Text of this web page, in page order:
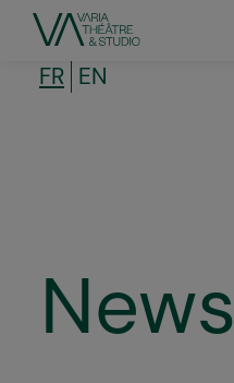
contenu
FR EN
News